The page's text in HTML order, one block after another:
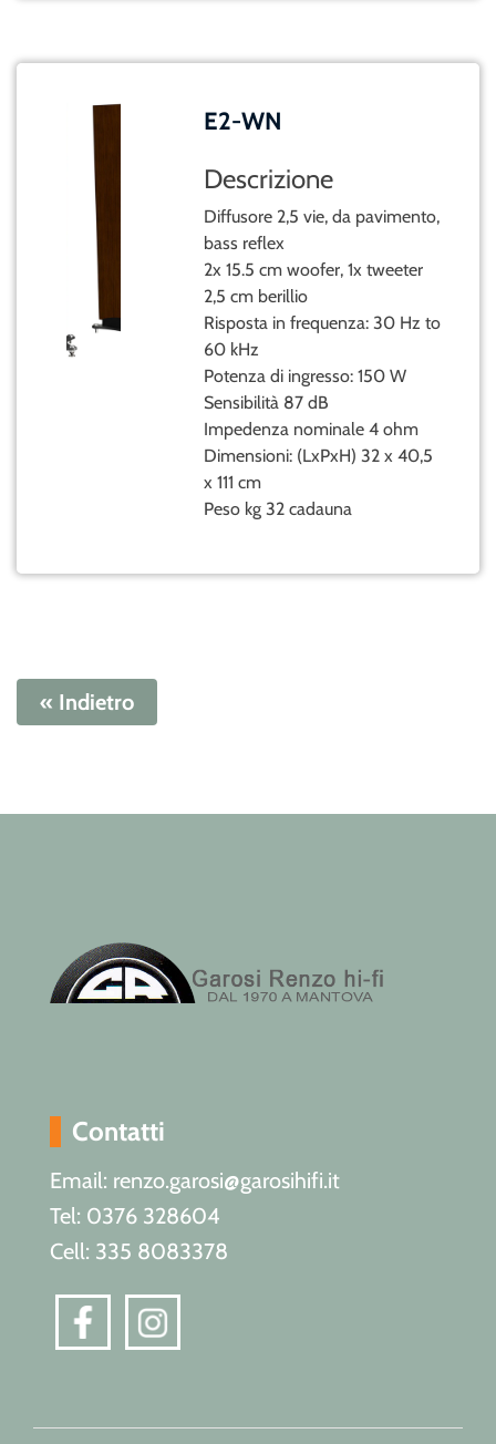
E2-WN
Descrizione
Diffusore 2,5 vie, da pavimento,
bass reflex
2x 15.5 cm woofer, 1x tweeter
2,5 cm berillio
Risposta in frequenza: 30 Hz to
60 kHz
Potenza di ingresso: 150 W
Sensibilità 87 dB
Impedenza nominale 4 ohm
Dimensioni: (LxPxH) 32 x 40,5
x 111 cm
Peso kg 32 cadauna
« Indietro
Contatti
Email: renzo.garosi@garosihifi.it
Tel: 0376 328604
Cell: 335 8083378